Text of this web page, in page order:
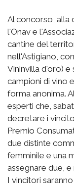
Al concorso, alla
l'Onav e
cantine del
nell'Astigiano,
Vininvilla d'oro)
campioni di vino
forma anonima.
esperti che,
decretare i
Premio
due distinte
femminile e una
assegnare due,
I vincitori